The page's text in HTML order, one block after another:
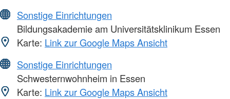
Sonstige Einrichtungen
Bildungsakademie am Universitätsklinikum Essen
Karte: Link zur Google Maps Ansicht
Sonstige Einrichtungen
Schwesternwohnheim in Essen
Karte: Link zur Google Maps Ansicht